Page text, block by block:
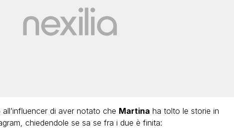
di aver notato che Martina ha tolto le storie in
chiedendole se sa se fra i due è finita: